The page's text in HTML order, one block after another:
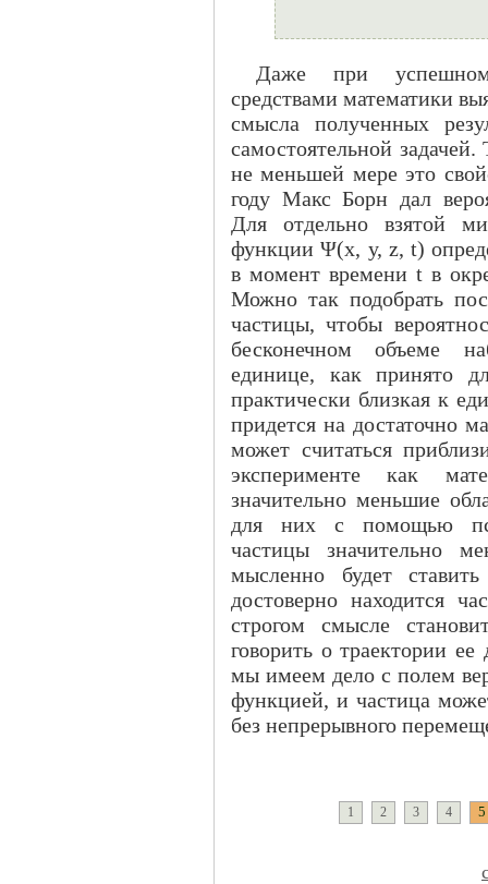
Даже при
средствами математики
смысла полученных
самостоятельной
не меньшей мере это
году Макс Борн дал
Для отдельно взятой
функции Ψ(х, у, z, t)
в момент времени t в
Можно так подобрать
частицы, чтобы
бесконечном объеме
единице, как принято
практически близкая к
придется на достаточно
может считаться
эксперименте как
значительно меньшие
для них с помощью
частицы значительно
мысленно будет
достоверно находится
строгом смысле
говорить о траектории
мы имеем дело с полем
функцией, и частица
без непрерывного
1 2 3 4 5